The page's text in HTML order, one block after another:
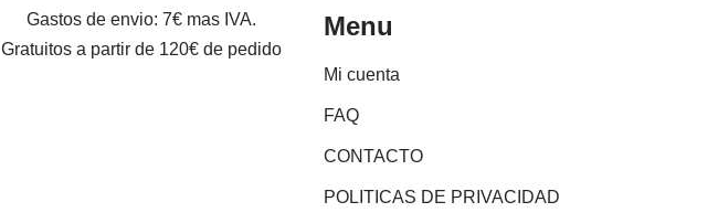
Gastos de envio: 7€ mas IVA.
Gratuitos a partir de 120€ de pedido
Menu
Mi cuenta
FAQ
CONTACTO
POLITICAS DE PRIVACIDAD